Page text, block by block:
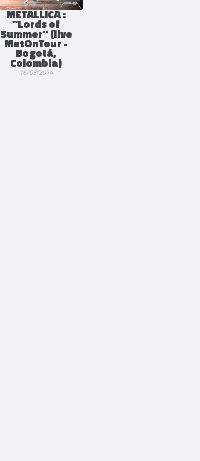
METALLICA :
"Lords of
Summer" (live
MetOnTour -
Bogotá,
Colombia)
16/03/2014